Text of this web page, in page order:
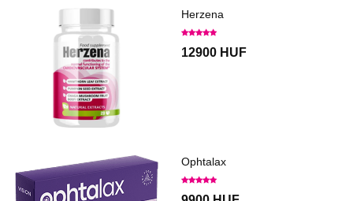
Herzena
12900 HUF
Ophtalax